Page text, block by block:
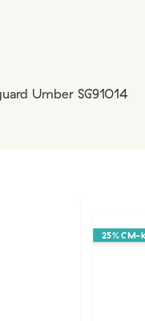
Umber SG91014
25% CM-